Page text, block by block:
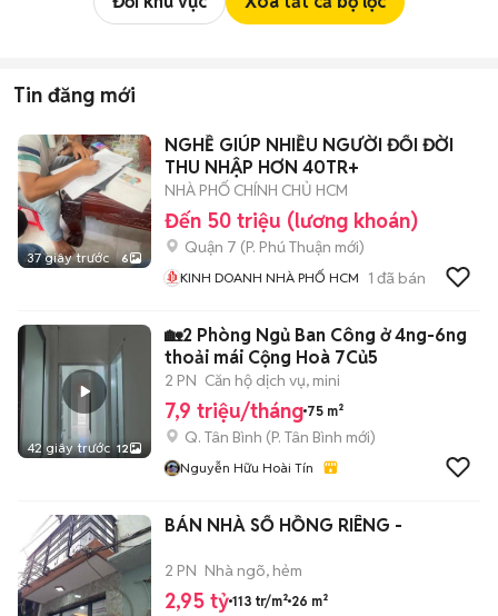
Tin đăng mới
37 giây trước 6
NGHỀ GIÚP NHIỀU NGƯỜI ĐỔI ĐỜI
THU NHẬP HƠN 40TR+
NHÀ PHỐ CHÍNH CHỦ HCM
Đến 50 triệu (lương khoán)
Quận 7 (P. Phú Thuận mới)
KINH DOANH NHÀ PHỐ HCM 1 đã bán
42 giây trước 12
🏡2 Phòng Ngủ Ban Công ở 4ng-6ng
thoải mái Cộng Hoà 7Củ5
2 PN Căn hộ dịch vụ, mini
7,9 triệu/tháng 75 m²
Q. Tân Bình (P. Tân Bình mới)
Nguyễn Hữu Hoài Tín
BÁN NHÀ SỔ HỒNG RIÊNG -
2 PN Nhà ngõ, hẻm
2,95 tỷ 113 tr/m² 26 m²